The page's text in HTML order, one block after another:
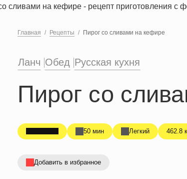
Главная Рецепты Пирог со сливами на кефире
Ланч Обед Русская кухня
Пирог со
50 мин Легкий 462.8
Добавить в избранное